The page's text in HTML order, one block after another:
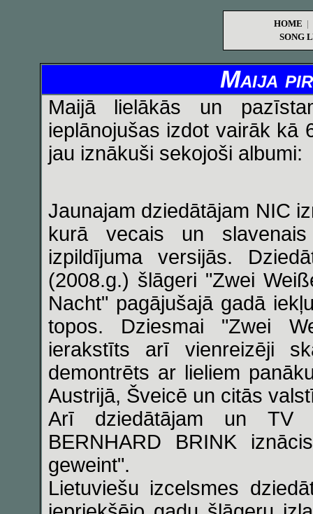
HOME |
SONG
Maija
Maijā lielākās un
ieplānojušas izdot vairāk kā
jau iznākuši sekojoši albumi:
Jaunajam dziedātājam NIC
kurā vecais un
izpildījuma versijās.
(2008.g.) šlāgeri "Zwei
Nacht" pagājušajā gadā
topos. Dziesmai "Zwei
ierakstīts arī vienreizēji
demontrēts ar lieliem
Austrijā, Šveicē un citās
Arī dziedātājam un TV
BERNHARD BRINK
geweint".
Lietuviešu izcelsmes